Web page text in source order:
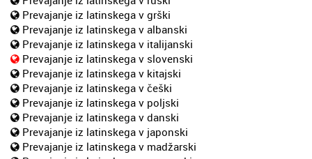
Prevajanje iz latinskega v grški
Prevajanje iz latinskega v albanski
Prevajanje iz latinskega v italijanski
Prevajanje iz latinskega v slovenski
Prevajanje iz latinskega v kitajski
Prevajanje iz latinskega v češki
Prevajanje iz latinskega v poljski
Prevajanje iz latinskega v danski
Prevajanje iz latinskega v japonski
Prevajanje iz latinskega v madžarski